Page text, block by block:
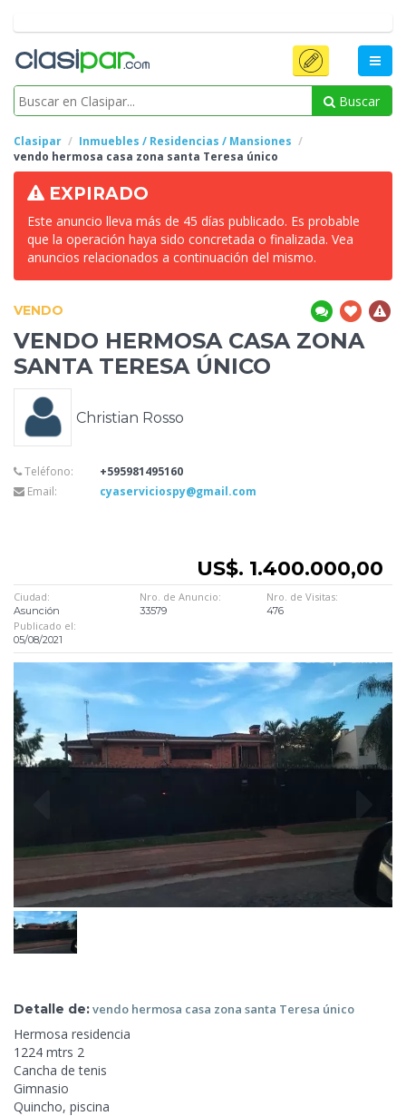
Buscar
Clasipar
Inmuebles / Residencias / Mansiones
vendo hermosa casa zona santa Teresa único
EXPIRADO
Este anuncio lleva más de 45 días publicado. Es probable
que la operación haya sido concretada o finalizada. Vea
anuncios relacionados a continuación del mismo.
VENDO
VENDO HERMOSA CASA ZONA
SANTA TERESA ÚNICO
Christian Rosso
Teléfono:
+595981495160
Email:
cyaserviciospy@gmail.com
US$. 1.400.000,00
Ciudad:
Asunción
Nro. de Anuncio:
33579
Nro. de Visitas:
476
Publicado el:
05/08/2021
Detalle de:vendo hermosa casa zona santa Teresa único
Hermosa residencia
1224 mtrs 2
Cancha de tenis
Gimnasio
Quincho, piscina